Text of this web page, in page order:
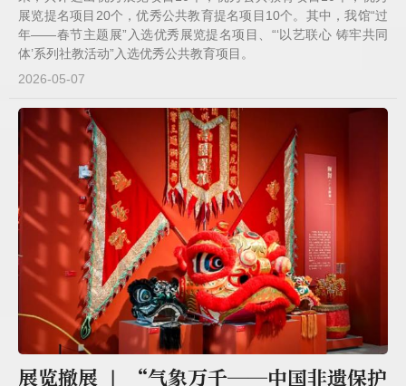
展览提名项目20个，优秀公共教育提名项目10个。其中，我馆“过
年——春节主题展”入选优秀展览提名项目、“‘以艺联心 铸牢共同
体’系列社教活动”入选优秀公共教育项目。
2026-05-07
展览撤展 | “气象万千——中国非遗保护